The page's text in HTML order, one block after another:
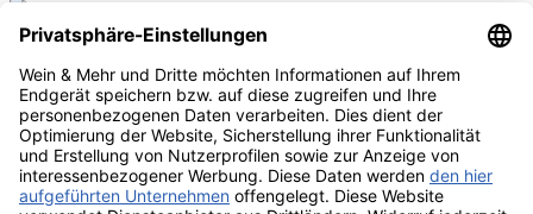
2023 Montunal Lugana DOC
Inhalt:0.75 Liter (21,99 € / 1 Liter)
Lebensmittelangaben
Varianten ab12,50 €
Regulärer Preis:
16,49 €